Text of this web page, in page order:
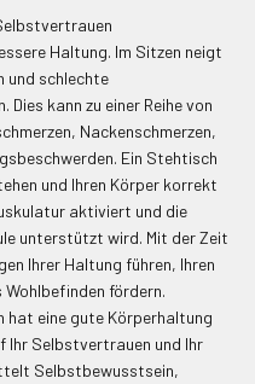
Haltung. Im Sitzen neigt
und schlechte
kann zu einer Reihe von
Nackenschmerzen,
Ein Stehtisch
und Ihren Körper korrekt
aktiviert und die
unterstützt wird. Mit der Zeit
Ihrer Haltung führen, Ihren
fördern.
hat eine gute Körperhaltung
Ihr Selbstvertrauen und Ihr
Selbstbewusstsein,